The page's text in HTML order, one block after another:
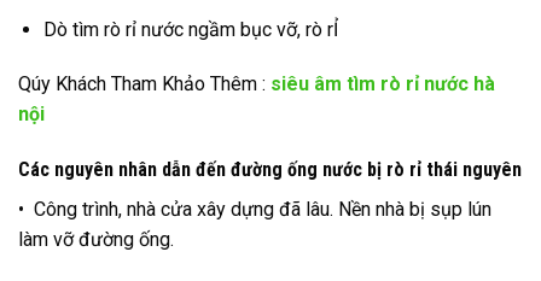
Dò tìm rò rỉ nước ngầm bục vỡ, rò rỈ
Qúy Khách Tham Khảo Thêm : siêu âm tìm rò rỉ nước hà
nội
Các nguyên nhân dẫn đến đường ống nước bị rò rỉ thái nguyên
• Công trình, nhà cửa xây dựng đã lâu. Nền nhà bị sụp lún
làm vỡ đường ống.